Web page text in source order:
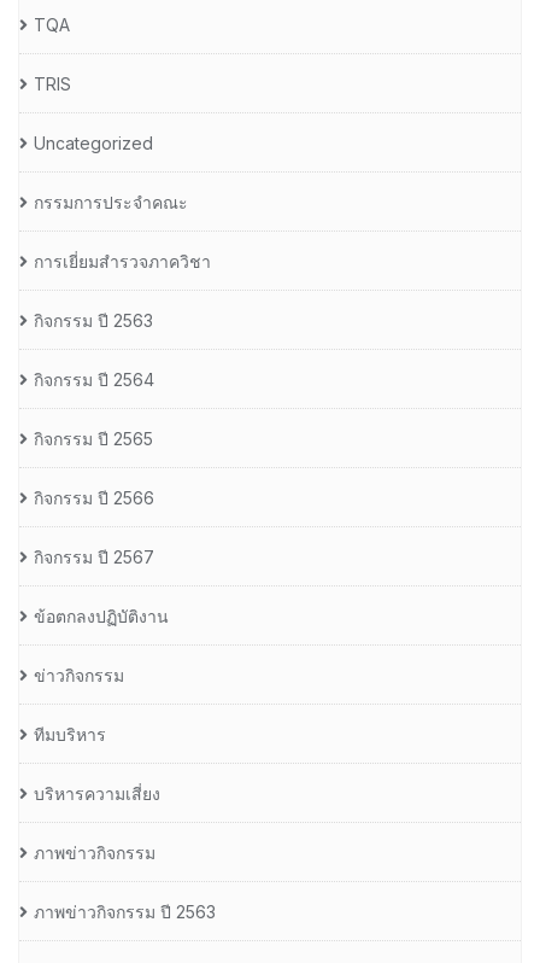
TQA
TRIS
Uncategorized
กรรมการประจำคณะ
การเยี่ยมสำรวจภาควิชา
กิจกรรม ปี 2563
กิจกรรม ปี 2564
กิจกรรม ปี 2565
กิจกรรม ปี 2566
กิจกรรม ปี 2567
ข้อตกลงปฏิบัติงาน
ข่าวกิจกรรม
ทีมบริหาร
บริหารความเสี่ยง
ภาพข่าวกิจกรรม
ภาพข่าวกิจกรรม ปี 2563